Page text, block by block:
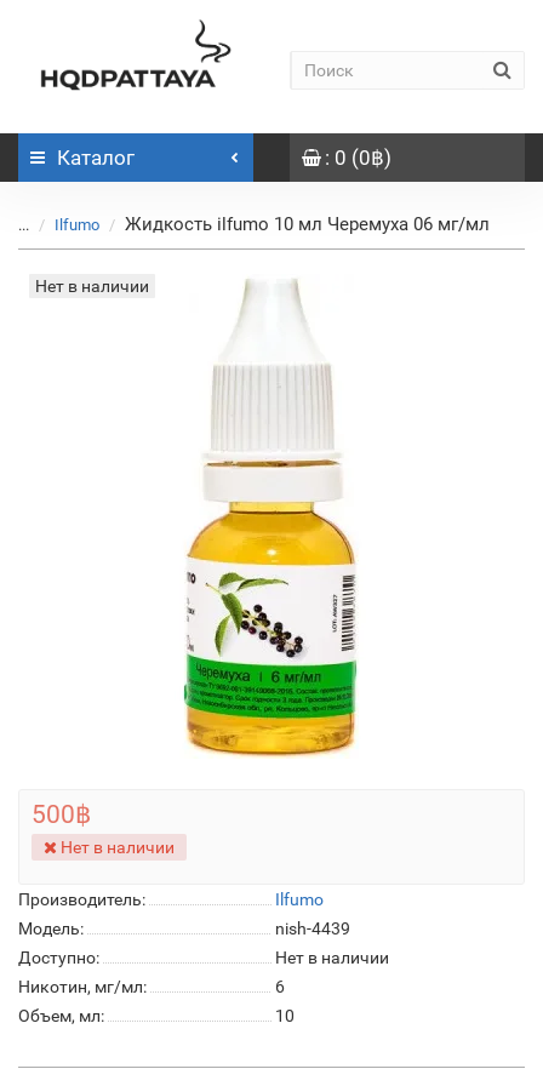
Каталог : 0 (0฿)
... Ilfumo Жидкость ilfumo 10 мл Черемуха 06 мг/мл
Нет в наличии
Производитель:
Ilfumo
Модель:
nish-4439
Доступно:
Нет в наличии
Никотин, мг/мл:
6
Объем, мл:
10
500฿
Нет в наличии